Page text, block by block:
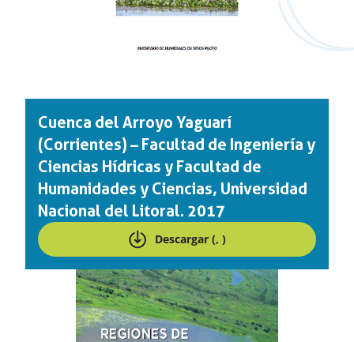
Cuenca del Arroyo Yaguarí
(Corrientes) – Facultad de Ingeniería y
Ciencias Hídricas y Facultad de
Humanidades y Ciencias, Universidad
Nacional del Litoral. 2017
Descargar (, )